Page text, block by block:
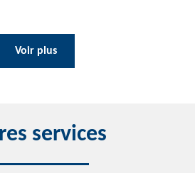
Voir plus
services